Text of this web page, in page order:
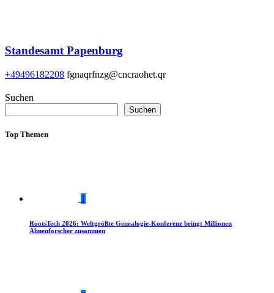
Standesamt Papenburg
+49496182208 fgnaqrfnzg@cncraohet.qr
Suchen
Suchen
Top Themen
1
RootsTech 2026: Weltgrößte Genealogie-Konferenz bringt Millionen
Ahnenforscher zusammen